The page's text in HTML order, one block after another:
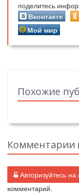
поделитесь
Вконтакте
Мой мир
Похожие
Комментарии
Авторизуйтесь на
комментарий.